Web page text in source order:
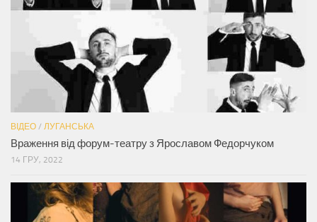
ВІДЕО / ЛУГАНСЬКА
Враження від форум-театру з Ярославом Федорчуком
14 ГРУ, 2022